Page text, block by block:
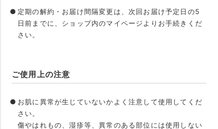
定期の解約・お届け間隔変更は、次回お届け予定日の5
日前までに、ショップ内のマイページよりお手続きくだ
さい。
ご使用上の注意
お肌に異常が生じていないかよく注意して使用してくだ
さい。
傷やはれもの、湿疹等、異常のある部位には使用しない